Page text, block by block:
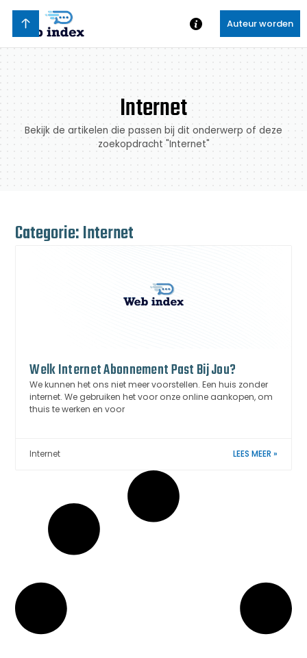
Auteur worden
Internet
Bekijk de artikelen die passen bij dit onderwerp of deze
zoekopdracht "Internet"
Categorie: Internet
Welk Internet Abonnement Past Bij Jou?
We kunnen het ons niet meer voorstellen. Een huis zonder
internet. We gebruiken het voor onze online aankopen, om
thuis te werken en voor
Internet LEES MEER »